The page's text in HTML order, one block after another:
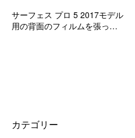
サーフェス プロ 5 2017モデル
用の背面のフィルムを張って
カテゴリー